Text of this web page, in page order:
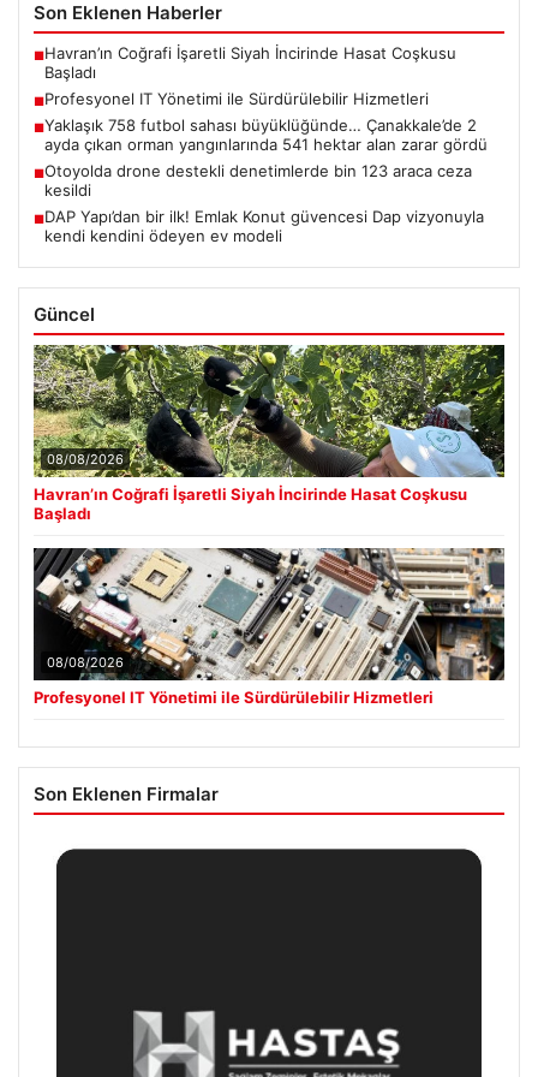
Son Eklenen Haberler
■Havran’ın Coğrafi İşaretli Siyah İncirinde Hasat Coşkusu
Başladı
■Profesyonel IT Yönetimi ile Sürdürülebilir Hizmetleri
■Yaklaşık 758 futbol sahası büyüklüğünde… Çanakkale’de 2
ayda çıkan orman yangınlarında 541 hektar alan zarar gördü
■Otoyolda drone destekli denetimlerde bin 123 araca ceza
kesildi
■DAP Yapı’dan bir ilk! Emlak Konut güvencesi Dap vizyonuyla
kendi kendini ödeyen ev modeli
Güncel
08/08/2026
Havran’ın Coğrafi İşaretli Siyah İncirinde Hasat Coşkusu
Başladı
08/08/2026
Profesyonel IT Yönetimi ile Sürdürülebilir Hizmetleri
Son Eklenen Firmalar